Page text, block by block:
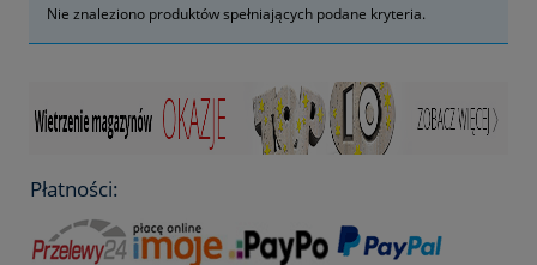
Nie znaleziono produktów spełniających podane kryteria.
Płatności: